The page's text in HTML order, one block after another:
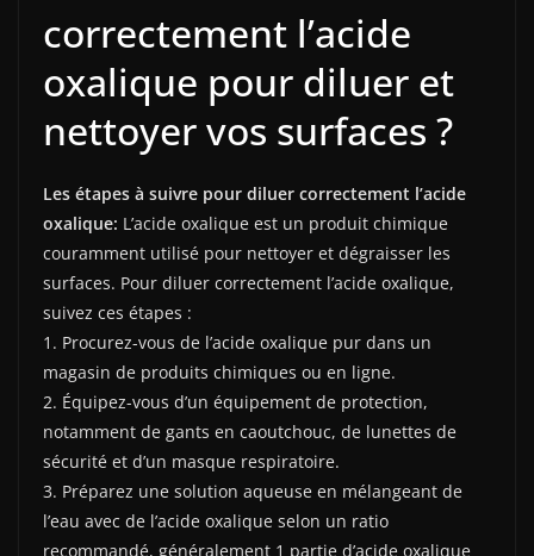
correctement l’acide
oxalique pour diluer et
nettoyer vos surfaces ?
Les étapes à suivre pour diluer correctement l’acide
oxalique: L’acide oxalique est un produit chimique
couramment utilisé pour nettoyer et dégraisser les
surfaces. Pour diluer correctement l’acide oxalique,
suivez ces étapes :
1. Procurez-vous de l’acide oxalique pur dans un
magasin de produits chimiques ou en ligne.
2. Équipez-vous d’un équipement de protection,
notamment de gants en caoutchouc, de lunettes de
sécurité et d’un masque respiratoire.
3. Préparez une solution aqueuse en mélangeant de
l’eau avec de l’acide oxalique selon un ratio
recommandé, généralement 1 partie d’acide oxalique